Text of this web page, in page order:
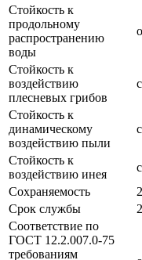
Стойкость к
продольному
распространению
воды
Стойкость к
воздействию
плесневых грибов
Стойкость к
динамическому
воздействию пыли
Стойкость к
воздействию инея
Сохраняемость
Срок службы
Соответствие по
ГОСТ 12.2.007.0-75
требованиям